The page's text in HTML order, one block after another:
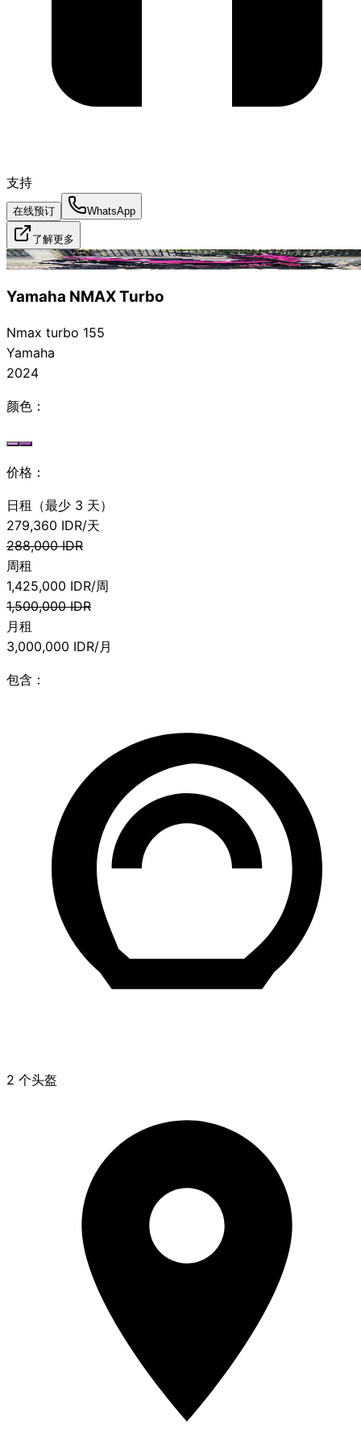
支持
在线预订 WhatsApp
了解更多
已出租
Yamaha NMAX Turbo
Nmax turbo 155
Yamaha
2024
颜色：
价格：
日租（最少 3 天）
279,360 IDR/天
288,000 IDR
周租
1,425,000 IDR/周
1,500,000 IDR
月租
3,000,000 IDR/月
包含：
2 个头盔